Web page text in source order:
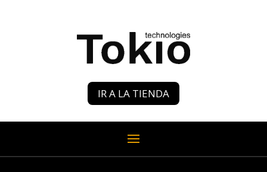
IR A LA TIENDA